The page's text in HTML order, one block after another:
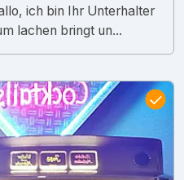
ich bin Ihr Unterhalter
lachen bringt un...